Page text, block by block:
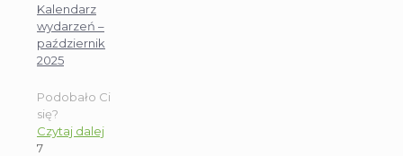
Kalendarz
wydarzeń –
październik
2025
Podobało Ci
się?
Czytaj dalej
7